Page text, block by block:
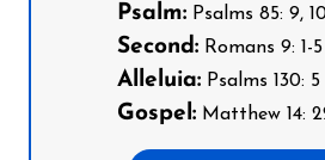
Psalm: Psalms 85: 9,
Second: Romans 9: 1-5
Alleluia: Psalms 130: 5
Gospel: Matthew 14: